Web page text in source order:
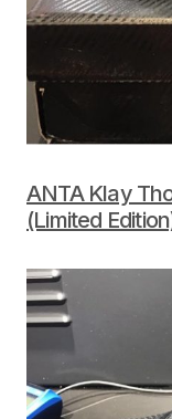
ANTA Klay
(Limited